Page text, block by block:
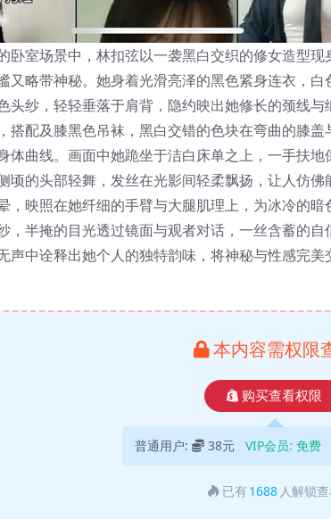
卧室场景中，林扣弦以一袭黑白交织的修女造型
又略带神秘。她身着光滑亮泽的黑色紧身连衣，
头纱，轻轻垂落于肩背，隐约映出她修长的颈线
搭配及膝黑色吊袜，黑白交错的色块在弯曲的膝
体曲线。画面中她跪坐于洁白床单之上，一手扶
顷的头部轻舞，发丝在光影间轻柔飘扬，让人仿
，映照在她纤细的手臂与大腿肌理上，为冰冷的
，半掩的目光透过镜面与观者对话，一丝含蓄的
声中诠释出她个人的独特韵味，将神秘与性感完
本内容需权限
购买查看权限
普通用户: 38元 VIP会员: 免费
已有 1688 人解锁